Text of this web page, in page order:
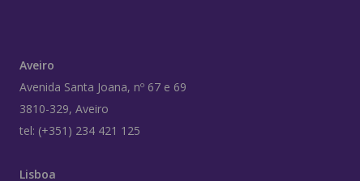
Aveiro
Avenida Santa Joana, nº 67 e 69
3810-329, Aveiro
tel: (+351) 234 421 125
Lisboa